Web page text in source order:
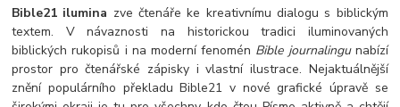
Bible21 ilumina zve čtenáře ke kreativnímu dialogu s biblickým
textem. V návaznosti na historickou tradici iluminovaných
biblických rukopisů i na moderní fenomén Bible journalingunabízí
prostor pro čtenářské zápisky i vlastní ilustrace. Nejaktuálnější
znění populárního překladu Bible21 v nové grafické úpravě se